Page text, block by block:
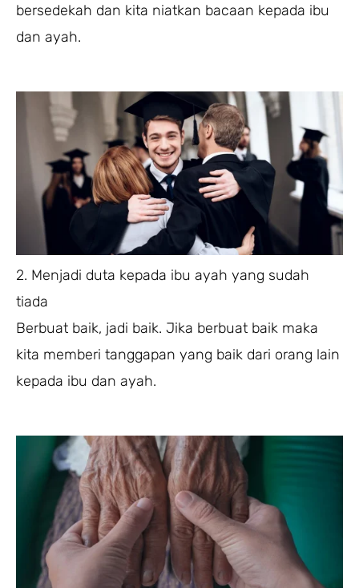
bersedekah dan kita niatkan bacaan kepada ibu
dan ayah.
2. Menjadi duta kepada ibu ayah yang sudah
tiada
Berbuat baik, jadi baik. Jika berbuat baik maka
kita memberi tanggapan yang baik dari orang lain
kepada ibu dan ayah.